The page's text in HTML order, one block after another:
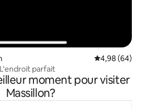
Note
4,98 (64)
parfait
moment pour visiter
Massillon?